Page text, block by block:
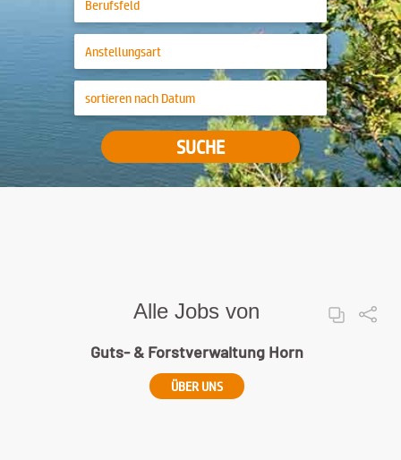
SUCHE
Alle Jobs von
Guts- & Forstverwaltung Horn
ÜBER UNS